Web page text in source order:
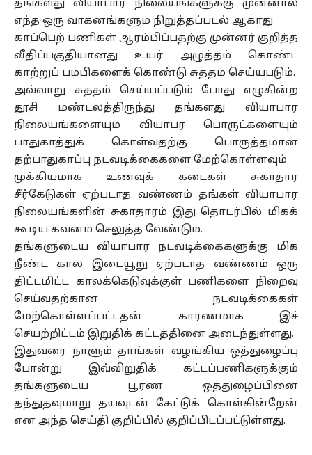
தங்களது வியாபார நிலையங்களுக்கு முன்னால்
எந்த ஒரு வாகனங்களும் நிறுத்தப்படல் ஆகாது
காப்பெற் பணிகள் ஆரம்பிப்பதற்கு முன்னர் குறித்த
வீதிப்பகுதியானது உயர் அழுத்தம் கொண்ட
காற்றுப் பம்பிகளைக் கொண்டு சுத்தம் செய்யபடும்.
அவ்வாறு சுத்தம் செய்யப்படும் போது எழுகின்ற
தூசி மண்டலத்திருந்து தங்களது வியாபார
நிலையங்களையும் வியாபர பொருட்களையும்
பாதுகாத்துக் கொள்வதற்கு பொருத்தமான
தற்பாதுகாப்பு நடவடிக்கைகளை மேற்கொள்ளவும்
முக்கியமாக உணவுக் கடைகள் சுகாதார
சீர்கேடுகள் ஏற்படாத வண்ணம் தங்கள் வியாபார
நிலையங்களின் சுகாதாரம் இது தொடர்பில் மிகக்
கூடிய கவனம் செலுத்த வேண்டும்.
தங்களுடைய வியாபார நடவடிக்கைகளுக்கு மிக
நீண்ட கால இடையூறு ஏற்படாத வண்ணம் ஒரு
திட்டமிட்ட காலக்கெடுவுக்குள் பணிகளை நிறைவு
செய்வதற்கான நடவடிக்கைகள்
மேற்கொள்ளப்பட்டதன் காரணமாக இச்
செயற்றிட்டம் இறுதிக் கட்டத்தினை அடைந்துள்ளது.
இதுவரை நாளும் தாங்கள் வழங்கிய ஒத்துழைப்பு
போன்று இவ்விறுதிக் கட்டப்பணிகளுக்கும்
தங்களுடைய பூரண ஒத்துழைப்பினை
தந்துதவுமாறு தயவுடன் கேட்டுக் கொள்கின்றேன்
என அந்த செய்தி குறிப்பில் குறிப்பிடப்பட்டுள்ளது.